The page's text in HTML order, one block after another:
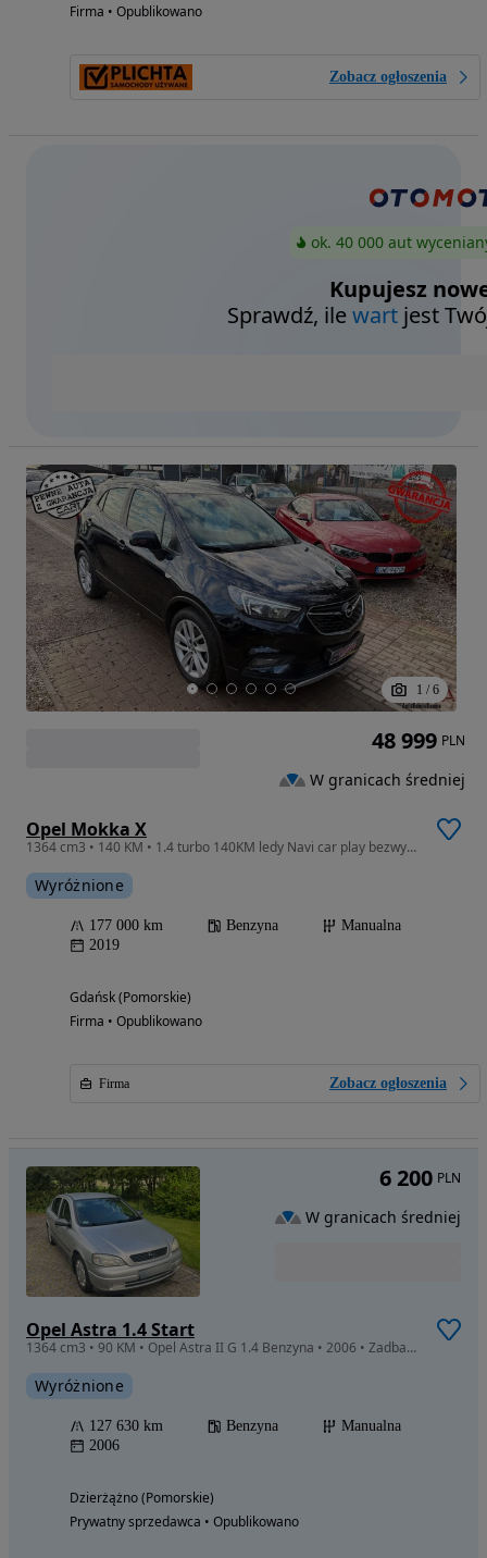
Firma • Opublikowano
Zobacz ogłoszenia
ok. 40 000 aut
Kupujesz
Sprawdź, ilewart jest
1 / 6
Opel Mokka X
1364 cm3 • 140 KM • 1.4 turbo 140KM ledy Navi car play bezwypadkowy zamiana 1. R . Gwaranc
Wyróżnione
177 000 km Benzyna
Manualna
2019
Gdańsk (Pomorskie)
Firma • Opublikowano
Firma Zobacz ogłoszenia
48 999 PLN
W granicach średniej
Opel Astra 1.4 Start
1364 cm3 • 90 KM • Opel Astra II G 1.4 Benzyna • 2006 • Zadbana • Gotowa do jazdy,
Wyróżnione
127 630 km Benzyna
Manualna
2006
Dzierżążno (Pomorskie)
Prywatny sprzedawca • Opublikowano
6 200 PLN
W granicach średniej